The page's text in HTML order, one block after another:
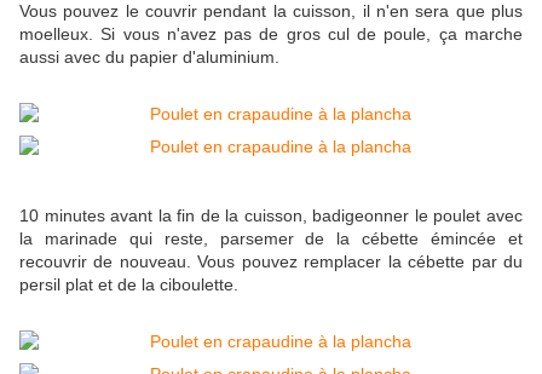
Vous pouvez le couvrir pendant la cuisson, il n'en sera que plus
moelleux. Si vous n'avez pas de gros cul de poule, ça marche
aussi avec du papier d'aluminium.
10 minutes avant la fin de la cuisson, badigeonner le poulet avec
la marinade qui reste, parsemer de la cébette émincée et
recouvrir de nouveau. Vous pouvez remplacer la cébette par du
persil plat et de la ciboulette.